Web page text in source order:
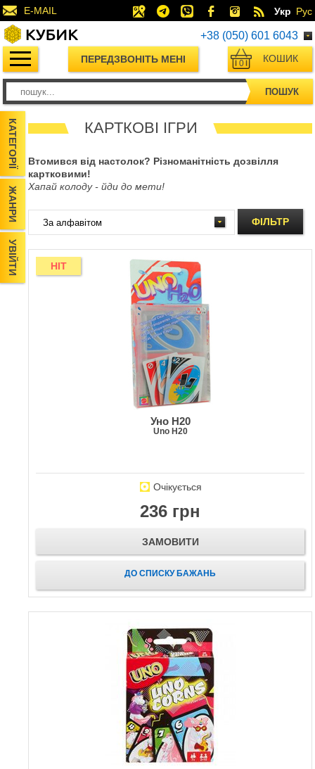
E-MAIL Укр Рус
+38 (050) 601 6043
ПЕРЕДЗВОНІТЬ МЕНІ КОШИК
0
ПОШУК
КАТЕГОРІЇ
ЖАНРИ
УВІЙТИ
КАРТКОВІ ІГРИ
Втомився від настолок? Різноманітність дозвілля
картковими!
Хапай колоду - йди до мети!
ФІЛЬТР
HIT
Уно H20
Uno H20
Очікується
236 грн
ЗАМОВИТИ
ДО СПИСКУ БАЖАНЬ